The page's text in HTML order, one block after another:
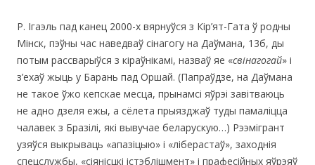
Р. Ігаэль пад канец 2000-х вярнуўся з Кір’ят-Гата ў родны
Мінск, пэўны час наведваў сінагогу на Даўмана, 13б, ды
потым рассварыўся з кіраўнікамі, назваў яе «свінагогай» і
з’ехаў жыць у Барань пад Оршай. (Папраўдзе, на Даўмана
не такое ўжо кепскае месца, прынамсі яўрэі завітваюць
не адно дзеля ежы, а сёлета прыязджаў туды памаліцца
чалавек з Бразілі, які вывучае беларускую…) Рээмігрант
узяўся выкрываць «апазіцыю» і «ліберастаў», заходнія
спецслужбы, «сіянісцкі істэблішмент» і прафесійных яўрэяў